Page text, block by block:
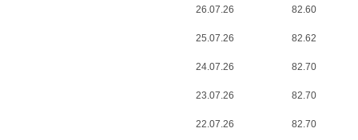
26.07.26 82.60
25.07.26 82.62
24.07.26 82.70
23.07.26 82.70
22.07.26 82.70